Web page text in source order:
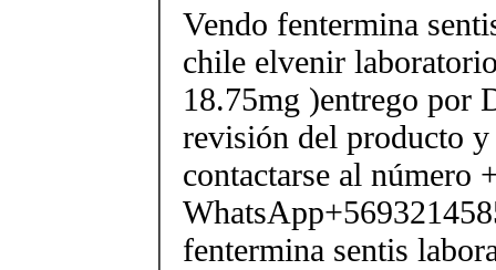
Vendo fentermina
chile elvenir
18.75mg )entrego por
revisión del producto
contactarse al número
fentermina sentis